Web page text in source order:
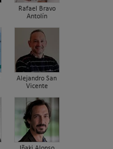
Rafael Bravo
Antolín
Alejandro San
Vicente